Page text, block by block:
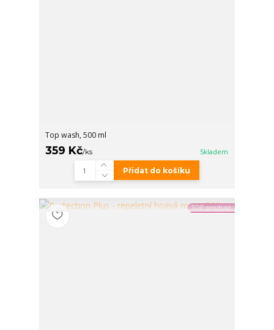
Top wash, 500 ml
359 Kč/ks Skladem
Přidat do košíku
TOP produkt